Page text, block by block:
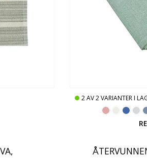
2AV2VARIANTER I